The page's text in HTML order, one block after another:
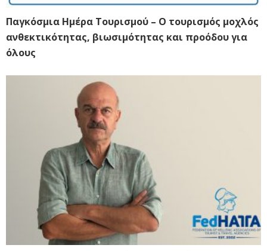
Παγκόσμια Ημέρα Τουρισμού – Ο τουρισμός μοχλός
ανθεκτικότητας, βιωσιμότητας και προόδου για
όλους